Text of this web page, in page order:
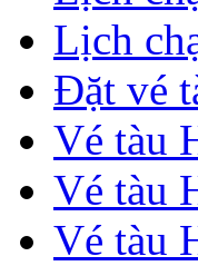
Lịch
Đặt vé
Vé tàu
Vé tàu
Vé tàu